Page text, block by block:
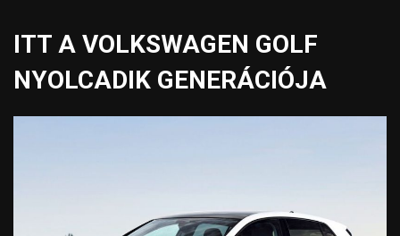
ITT A VOLKSWAGEN GOLF
NYOLCADIK GENERÁCIÓJA